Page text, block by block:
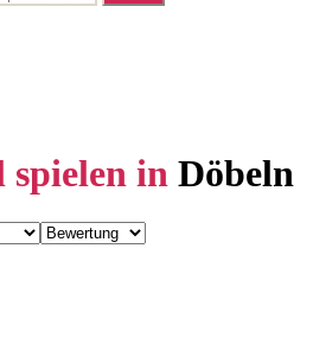
inDöbeln